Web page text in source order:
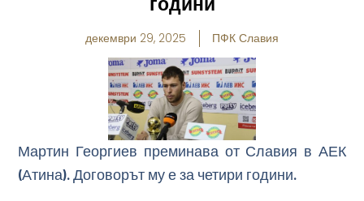
години
декември 29, 2025 ПФК Славия
Мартин Георгиев преминава от Славия в АЕК
(Атина). Договорът му е за четири години.